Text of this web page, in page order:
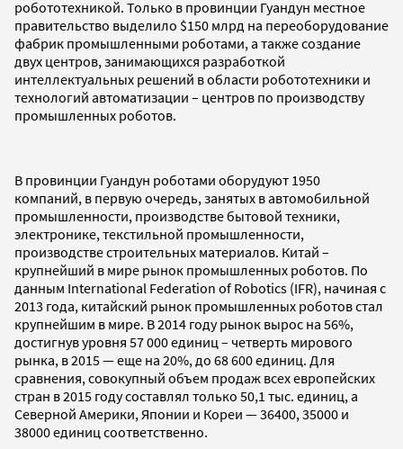
робототехникой. Только в провинции Гуандун местное
правительство выделило $150 млрд на переоборудование
фабрик промышленными роботами, а также создание
двух центров, занимающихся разработкой
интеллектуальных решений в области робототехники и
технологий автоматизации – центров по производству
промышленных роботов.
В провинции Гуандун роботами оборудуют 1950
компаний, в первую очередь, занятых в автомобильной
промышленности, производстве бытовой техники,
электронике, текстильной промышленности,
производстве строительных материалов. Китай –
крупнейший в мире рынок промышленных роботов. По
данным International Federation of Robotics (IFR), начиная с
2013 года, китайский рынок промышленных роботов стал
крупнейшим в мире. В 2014 году рынок вырос на 56%,
достигнув уровня 57 000 единиц – четверть мирового
рынка, в 2015 — еще на 20%, до 68 600 единиц. Для
сравнения, совокупный объем продаж всех европейских
стран в 2015 году составлял только 50,1 тыс. единиц, а
Северной Америки, Японии и Кореи — 36400, 35000 и
38000 единиц соответственно.